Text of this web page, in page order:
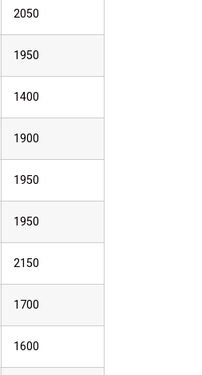
2050
1950
1400
1900
1950
1950
2150
1700
1600